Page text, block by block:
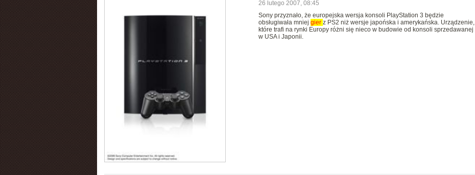
26 lutego 2007, 08:45
Sony przyznało, że europejska wersja konsoli PlayStation 3 będzie
obsługiwała mniej gier z PS2 niż wersje japońska i amerykańska. Urządzenie,
które trafi na rynki Europy różni się nieco w budowie od konsoli sprzedawanej
w USA i Japonii.